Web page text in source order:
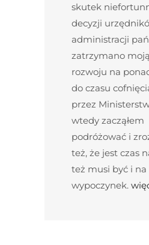
skutek
decyzji
administracji
zatrzymano
rozwoju na
do czasu
przez
wtedy zacząłem
podróżować i
też, że jest czas
też musi być i na
wypoczynek.